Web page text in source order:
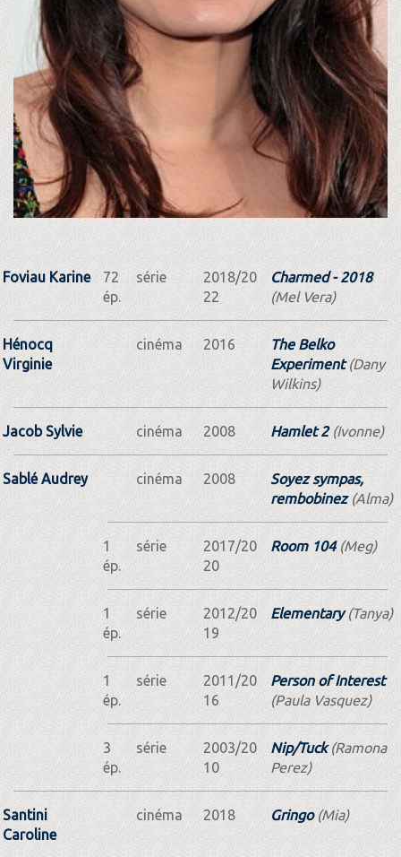
Foviau Karine
72
ép.
série
2018/20
22
Charmed - 2018
(Mel Vera)
Hénocq
Virginie
cinéma 2016
The Belko
Experiment(Dany
Wilkins)
Jacob Sylvie cinéma 2008 Hamlet 2(Ivonne)
Sablé Audrey cinéma 2008
Soyez sympas,
rembobinez(Alma)
1
ép.
série
2017/20
20
Room 104(Meg)
1
ép.
série
2012/20
19
Elementary(Tanya)
1
ép.
série
2011/20
16
Person of Interest
(Paula Vasquez)
3
ép.
série
2003/20
10
Nip/Tuck(Ramona
Perez)
Santini
Caroline
cinéma 2018 Gringo(Mia)